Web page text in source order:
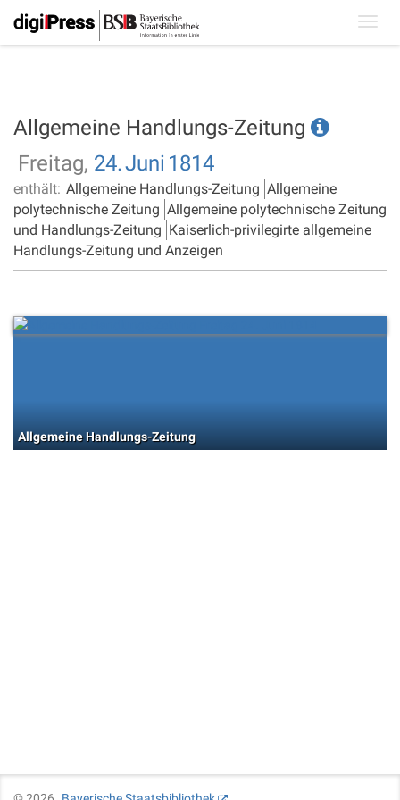
Allgemeine Handlungs-Zeitung
Freitag, 24.Juni 1814
enthält: Allgemeine Handlungs-Zeitung Allgemeine
polytechnische Zeitung Allgemeine polytechnische Zeitung
und Handlungs-Zeitung Kaiserlich-privilegirte allgemeine
Handlungs-Zeitung und Anzeigen
Allgemeine Handlungs-Zeitung